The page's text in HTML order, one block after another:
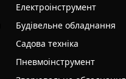
Електроінструмент
Будівельне обладнання
Садова техніка
Пневмоінструмент